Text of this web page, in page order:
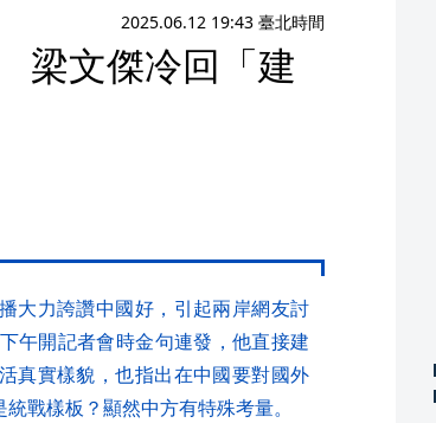
2025.06.12 19:43 臺北時間
梁文傑冷回「建
大力誇讚中國好，引起兩岸網友討
午開記者會時金句連發，他直接建
真實樣貌，也指出在中國要對國外
戰樣板？顯然中方有特殊考量。